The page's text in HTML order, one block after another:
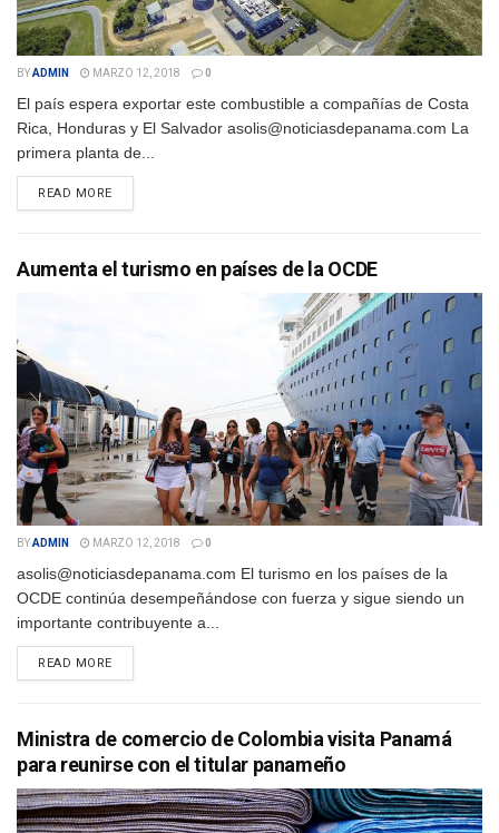
BYADMIN MARZO 12, 2018 0
El país espera exportar este combustible a compañías de Costa
Rica, Honduras y El Salvador asolis@noticiasdepanama.com La
primera planta de...
READ MOREDETAILS
Aumenta el turismo en países de la OCDE
BYADMIN MARZO 12, 2018 0
asolis@noticiasdepanama.com El turismo en los países de la
OCDE continúa desempeñándose con fuerza y ​​sigue siendo un
importante contribuyente a...
READ MOREDETAILS
Ministra de comercio de Colombia visita Panamá
para reunirse con el titular panameño